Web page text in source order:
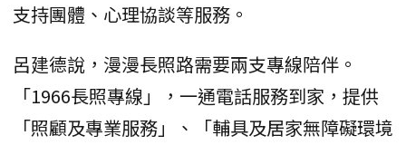
支持團體、心理協談等服務。
呂建德說，漫漫長照路需要兩支專線陪伴。
「1966長照專線」，一通電話服務到家，提供
「照顧及專業服務」、「輔具及居家無障礙環境